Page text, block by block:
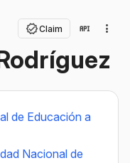
Claim
de Educación a
Nacional de